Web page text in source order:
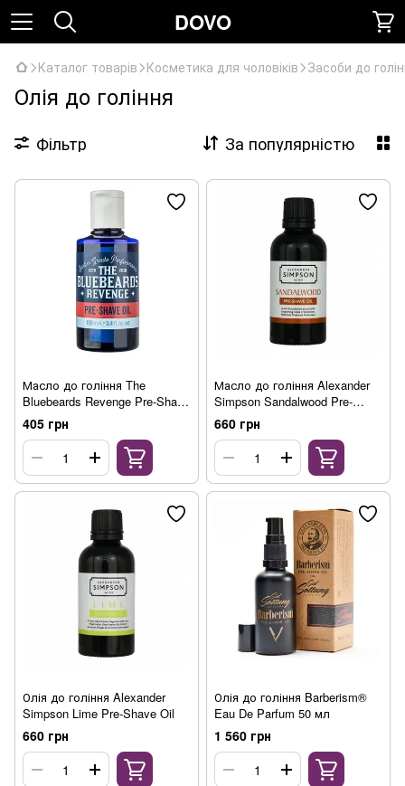
DOVO
Каталог товарів Косметика для чоловіків Засоби до
Олія до гоління
Фільтр За популярністю
Масло до гоління The
Bluebeards Revenge Pre-Shave
Oil 100 мл
405 грн
Масло до гоління Alexander
Simpson Sandalwood Pre-
Shave Oil
660 грн
Олія до гоління Alexander
Simpson Lime Pre-Shave Oil
660 грн
Олія до гоління Barberism®
Eau De Parfum 50 мл
1 560 грн